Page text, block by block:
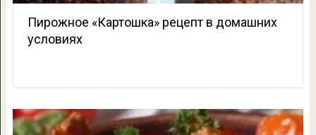
Пирожное «Картошка» рецепт в домашних
условиях